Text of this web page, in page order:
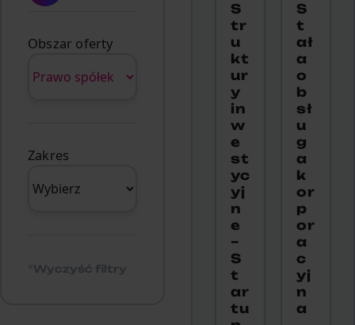
Obszar oferty
Zakres
Wyczyść filtry
S
tr
u
kt
ur
y
in
w
e
st
yc
yj
n
e
–
S
t
ar
tu
S
t
ał
a
o
b
sł
u
g
a
k
or
p
or
a
c
yj
n
a